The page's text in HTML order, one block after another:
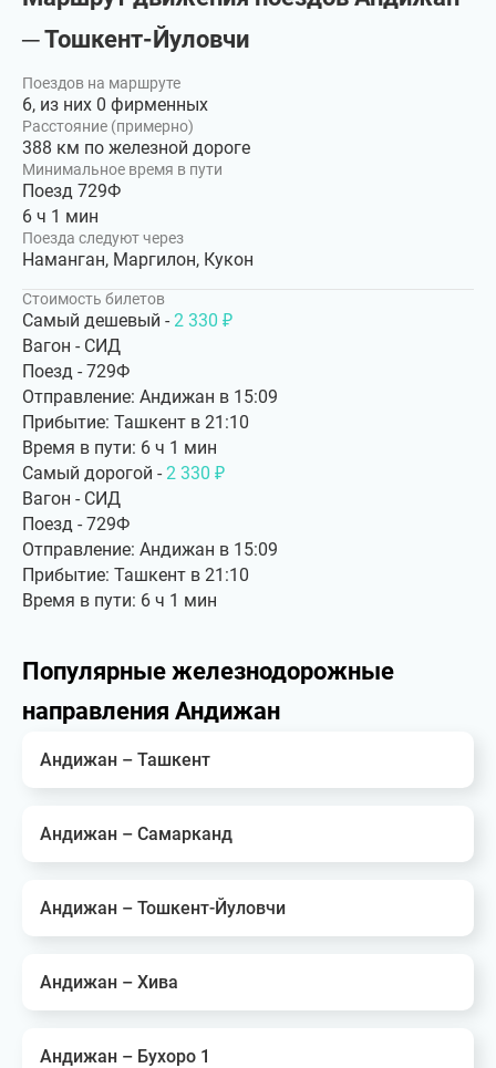
─ Тошкент-Йуловчи
Поездов на маршруте
6, из них 0 фирменных
Расстояние (примерно)
388 км по железной дороге
Минимальное время в пути
Поезд 729Ф
6 ч 1 мин
Поезда следуют через
Наманган, Маргилон, Кукон
Стоимость билетов
Самый дешевый - 2 330 ₽
Вагон - СИД
Поезд - 729Ф
Отправление: Андижан в 15:09
Прибытие: Ташкент в 21:10
Время в пути: 6 ч 1 мин
Самый дорогой - 2 330 ₽
Вагон - СИД
Поезд - 729Ф
Отправление: Андижан в 15:09
Прибытие: Ташкент в 21:10
Время в пути: 6 ч 1 мин
Популярные железнодорожные
направления Андижан
Андижан – Ташкент
Андижан – Самарканд
Андижан – Тошкент-Йуловчи
Андижан – Хива
Андижан – Бухоро 1